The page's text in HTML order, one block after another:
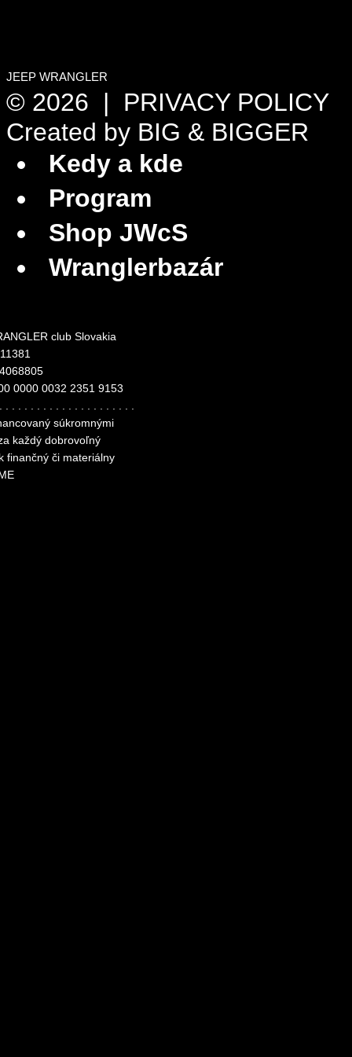
JEEP WRANGLER
© 2026 | PRIVACY POLICY
Created by BIG & BIGGER
Kedy a kde
Program
Shop JWcS
Wranglerbazár
club Slovakia
0000 0032 2351 9153
súkromnými
každý dobrovoľný
finančný či materiálny